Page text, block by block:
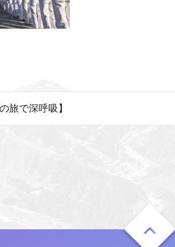
旅で深呼吸】